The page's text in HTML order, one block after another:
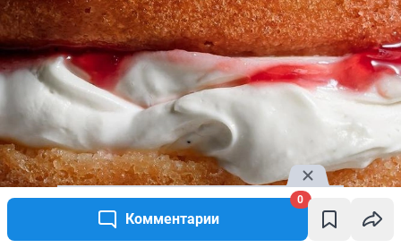
Комментарии
0